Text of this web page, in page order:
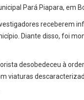
Pará Piapara, em
receberem
Diante disso, foi
desobedeceu à
viaturas